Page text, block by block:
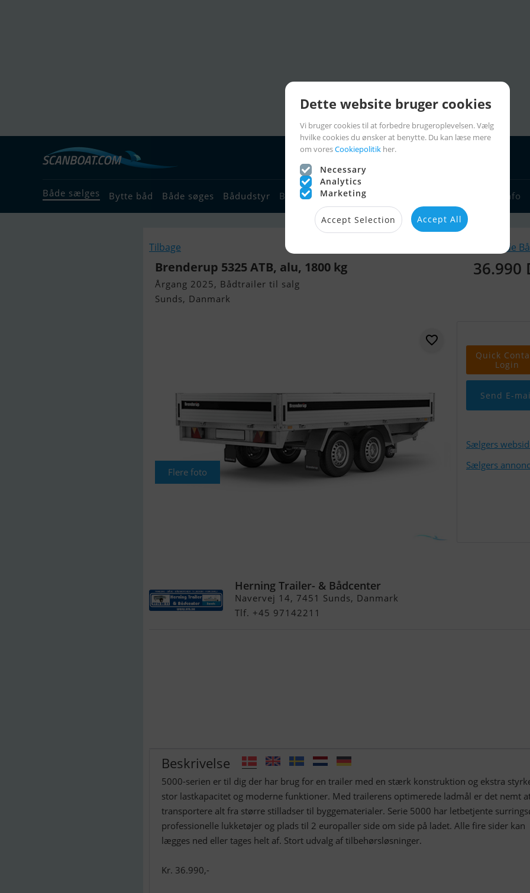
Både sælges Bytte båd Både søges Bådudstyr Bådforhandlere Sejlerlinks Sejlerinfo
Tilbage Lignende
Brenderup 5325 ATB, alu, 1800 kg
Årgang 2025, Bådtrailer til salg
Sunds, Danmark
36.990
Flere foto
Quick
Login
Send E-
Sælgers
Sælgers
Herning Trailer- & Bådcenter
Navervej 14, 7451 Sunds, Danmark
Tlf. +45 97142211
Beskrivelse
5000-serien er til dig der har brug for en trailer med en stærk konstruktion og ekstra
stor lastkapacitet og moderne funktioner. Med trailerens optimerede ladmål er det nemt
transportere alt fra større stilladser til byggematerialer. Serie 5000 har letbetjente
professionelle lukketøjer og plads til 2 europaller side om side på ladet. Alle fire sider kan
lægges ned eller tages helt af. Stort udvalg af tilbehørsløsninger.
Kr. 36.990,-
Dette website bruger cookies
Vi bruger cookies til at forbedre brugeroplevelsen. Vælg
hvilke cookies du ønsker at benytte. Du kan læse mere
om voresCookiepolitik her.
Necessary
Analytics
Marketing
Accept Selection Accept All